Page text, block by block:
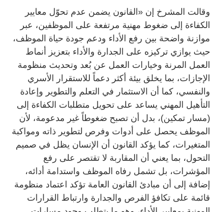
وقالت المشرخ إن «القانون يضمن عدم تحوّل معايير
الكفاءة إلى ضغوط مهنية مرتفعة على الموظفين، عبر
موازنة واضحة بين رفع الأداء ودعم جودة حياة الموظف،
حيث يوازي تركيزه على الجدارة والأداء بتعزيز أنماط
العمل المرنة وخيارات العمل عن بُعد وتحديث منظومة
الإجازات، بما يخلق بيئة أكثر دعماً للاستقرار الأسري
والنفسي، كما أن الاستثمار في التعلم والتطوير وإعادة
التأهيل المهني يساعد على تحويل متطلبات الكفاءة إلى
(مسار تمكين)، بدل أن تصبح ضغوطاً غير مدعومة، لأن
الموظف يحصل على أدوات وفرص لتطوير ذاته ومواكبة
المتغيرات، كما يؤكد القانون أن الإنسان يظل في صميم
التحول، بما يعني أن المقاربة لا تقتصر على رفع
المؤشرات، بل تشمل رفاه الموظف واستدامة أدائه،
إضافة إلى أن مبادئ القانون العامة تؤكد اعتماد منظومة
قائمة على تكافؤ الفرص والجدارة وارتباط القرارات